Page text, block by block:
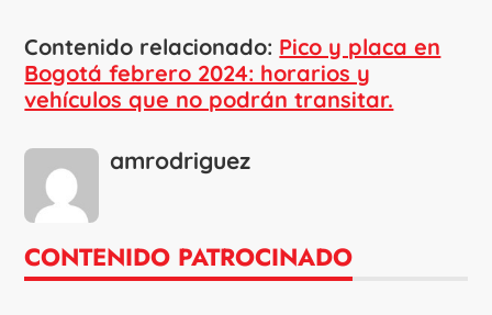
Contenido relacionado: Pico y placa en
Bogotá febrero 2024: horarios y
vehículos que no podrán transitar.
amrodriguez
CONTENIDO PATROCINADO